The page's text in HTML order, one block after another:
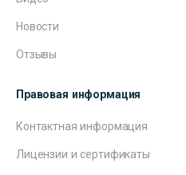
Новости
Отзывы
Правовая информация
Контактная информация
Лицензии и сертификаты